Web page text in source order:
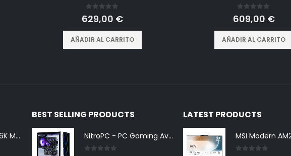
out of 5
629,00 €
AÑADIR AL CARRITO
out of 5
609,00 €
AÑADIR AL CARRITO
BenQ ZOWIE XL2546K Monitor Gaming (24,5 pulgadas, FHD 1080p, 240 Hz, 0.5ms, DyAc+, XL Setting to Share, S switch, Shielding Hood)
BEST SELLING PRODUCTS
NitroPC - PC Gaming Avanzado Bronze Plus (AMD Ryzen 5 4650G 6/12 4.2GHz, RX Vega 7, RAM 16GB, SSD 480GB + HDD 1TB, Windows 11 Home, iluminación RGB, WiFi) Ordenador de sobremesa, PC Gamer
LATEST PRODUCTS